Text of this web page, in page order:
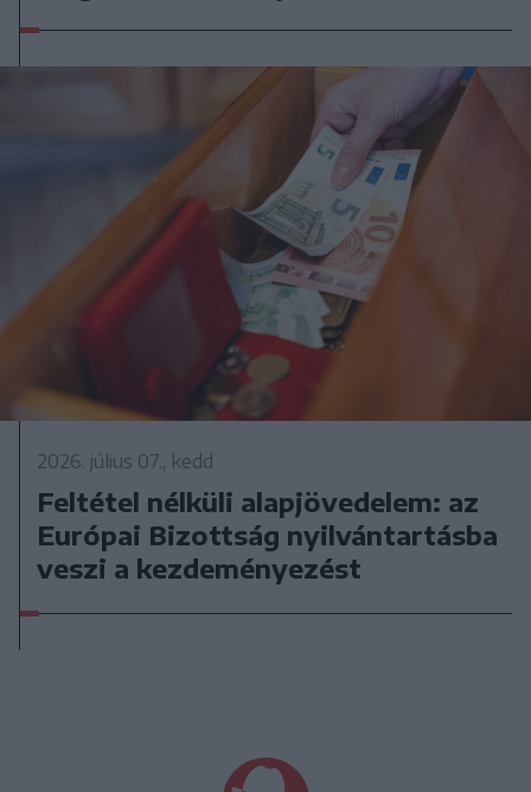
2026. július 07., kedd
Feltétel nélküli alapjövedelem: az
Európai Bizottság nyilvántartásba
veszi a kezdeményezést